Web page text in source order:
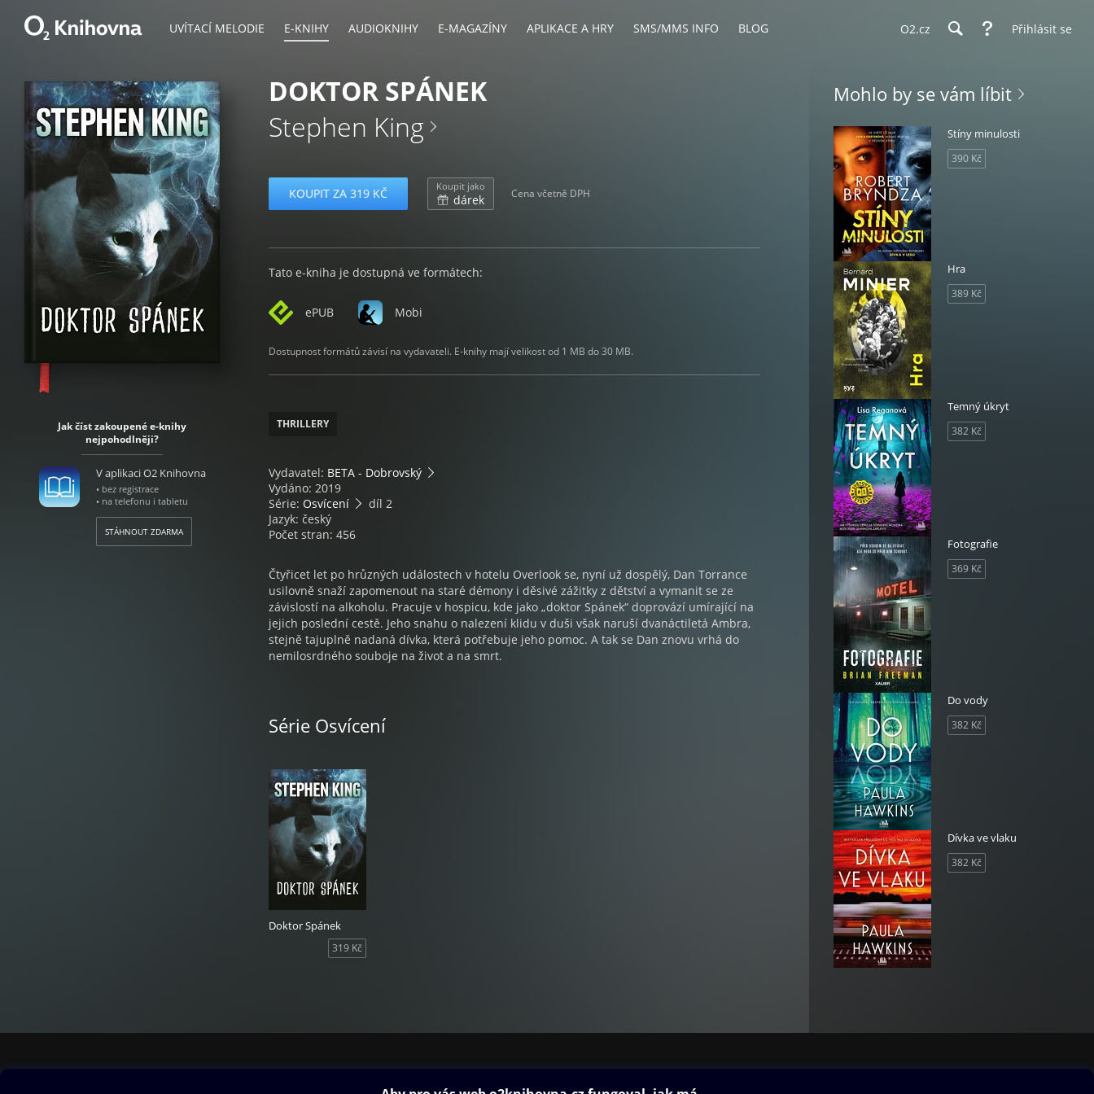
UVÍTACÍ MELODIE E-KNIHY AUDIOKNIHY E-MAGAZÍNY APLIKACE A HRY SMS/MMS INFO BLOG O2.cz Přihlásit se
Jak číst zakoupené e-knihy
nejpohodlněji?
V aplikaci O2 Knihovna
• bez registrace
• na telefonu i tabletu
STÁHNOUT ZDARMA
DOKTOR SPÁNEK
Stephen King
KOUPIT ZA 319 KČ Koupit jako
dárek Cena včetně DPH
Tato e-kniha je dostupná ve formátech:
ePUB Mobi
Dostupnost formátů závisí na vydavateli. E-knihy mají velikost od 1 MB do 30 MB.
THRILLERY
Vydavatel: BETA - Dobrovský
Vydáno: 2019
Série: Osvícení
díl 2
Jazyk: český
Počet stran: 456
Čtyřicet let po hrůzných událostech v hotelu Overlook se, nyní už dospělý, Dan Torrance
usilovně snaží zapomenout na staré démony i děsivé zážitky z dětství a vymanit se ze
závislostí na alkoholu. Pracuje v hospicu, kde jako „doktor Spánek“ doprovází umírající na
jejich poslední cestě. Jeho snahu o nalezení klidu v duši však naruší dvanáctiletá Ambra,
stejně tajuplně nadaná dívka, která potřebuje jeho pomoc. A tak se Dan znovu vrhá do
nemilosrdného souboje na život a na smrt.
Série Osvícení
Doktor Spánek
319 Kč
Mohlo by se vám líbit
Stíny minulosti
390 Kč
Hra
389 Kč
Temný úkryt
382 Kč
Fotografie
369 Kč
Do vody
382 Kč
Dívka ve vlaku
382 Kč